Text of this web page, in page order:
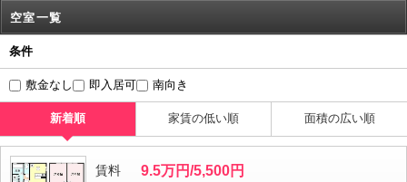
空室一覧
条件
敷金なし 即入居可 南向き
新着順 家賃の低い順 面積の広い順
賃料 9.5万円/5,500円